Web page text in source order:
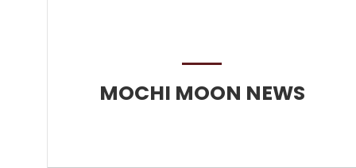
MOCHI MOON NEWS